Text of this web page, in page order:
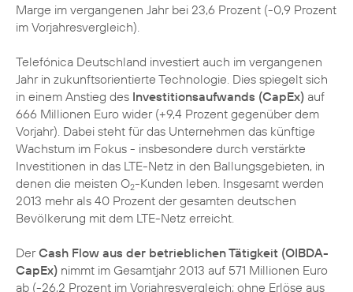
Marge im vergangenen Jahr bei 23,6 Prozent (-0,9 Prozent
im Vorjahresvergleich).
Telefónica Deutschland investiert auch im vergangenen
Jahr in zukunftsorientierte Technologie. Dies spiegelt sich
in einem Anstieg des Investitionsaufwands (CapEx) auf
666 Millionen Euro wider (+9,4 Prozent gegenüber dem
Vorjahr). Dabei steht für das Unternehmen das künftige
Wachstum im Fokus - insbesondere durch verstärkte
Investitionen in das LTE-Netz in den Ballungsgebieten, in
denen die meisten O2-Kunden leben. Insgesamt werden
2013 mehr als 40 Prozent der gesamten deutschen
Bevölkerung mit dem LTE-Netz erreicht.
DerCash Flow aus der betrieblichen Tätigkeit (OIBDA-
CapEx) nimmt im Gesamtjahr 2013 auf 571 Millionen Euro
ab (-26,2 Prozent im Vorjahresvergleich; ohne Erlöse aus